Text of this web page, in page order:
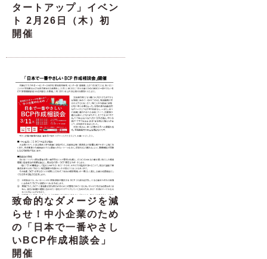
タートアップ」イベン
ト 2月26日（木）初
開催
致命的なダメージを減
らせ！中小企業のため
の「日本で一番やさし
いBCP作成相談会」
開催